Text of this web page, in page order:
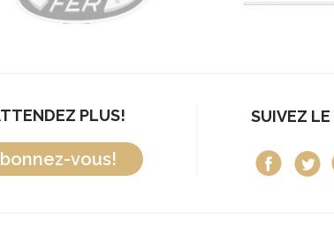
PLUS!
vous!
SUIVEZ LE